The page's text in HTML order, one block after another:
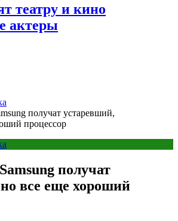
театру и кино
актеры
получат устаревший,
процессор
получат
все еще хороший